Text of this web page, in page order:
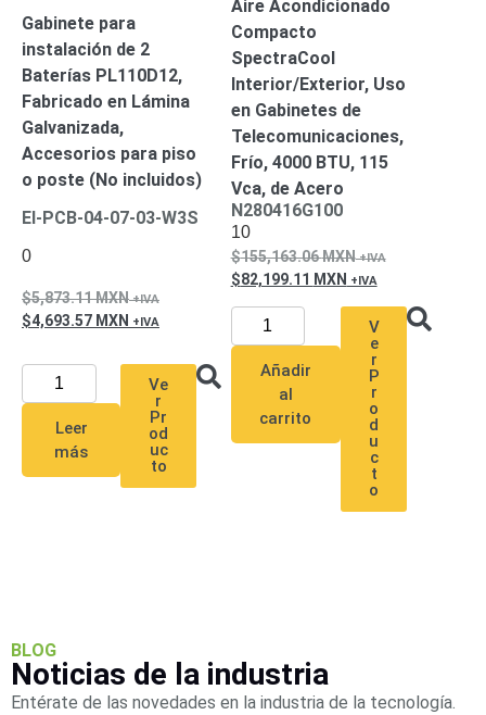
Memorias
Micro
SD
Servidores
de
Aplicación
Unidades
de Estado
Sólido
(SSD)
Analíticas
EPCOM
Videograbadoras
Dash
Cams y
Body
Cams
Interfonos
AccesoriosIntercomunicadoresVideoporteros
Gabinete para
instalación de 2
Baterías PL110D12,
Fabricado en Lámina
Galvanizada,
Accesorios para piso
o poste (No incluidos)
EI-PCB-04-07-03-W3S
0
5,873.11MXN
4,693.57 MXN
Leer
más
Ve
r
Pr
od
uc
to
Aire Acondicionado
Compacto
SpectraCool
Interior/Exterior, Uso
en Gabinetes de
Telecomunicaciones,
Frío, 4000 BTU, 115
Vca, de Acero
N280416G100
10
155,163.06MXN
82,199.11 MXN
Añadir
al
carrito
V
e
r
P
r
o
d
u
c
t
o
BLOG
Noticias de la industria
Entérate de las novedades en la industria de la tecnología.